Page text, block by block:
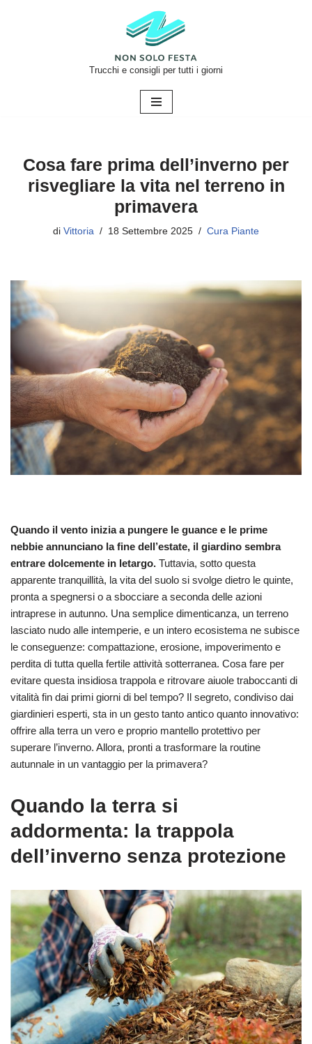
Trucchi e consigli per tutti i giorni
Cosa fare prima dell’inverno per
risvegliare la vita nel terreno in
primavera
di Vittoria 18 Settembre 2025 Cura Piante
Quando il vento inizia a pungere le guance e le prime
nebbie annunciano la fine dell’estate, il giardino sembra
entrare dolcemente in letargo. Tuttavia, sotto questa
apparente tranquillità, la vita del suolo si svolge dietro le quinte,
pronta a spegnersi o a sbocciare a seconda delle azioni
intraprese in autunno. Una semplice dimenticanza, un terreno
lasciato nudo alle intemperie, e un intero ecosistema ne subisce
le conseguenze: compattazione, erosione, impoverimento e
perdita di tutta quella fertile attività sotterranea. Cosa fare per
evitare questa insidiosa trappola e ritrovare aiuole traboccanti di
vitalità fin dai primi giorni di bel tempo? Il segreto, condiviso dai
giardinieri esperti, sta in un gesto tanto antico quanto innovativo:
offrire alla terra un vero e proprio mantello protettivo per
superare l’inverno. Allora, pronti a trasformare la routine
autunnale in un vantaggio per la primavera?
Quando la terra si
addormenta: la trappola
dell’inverno senza protezione